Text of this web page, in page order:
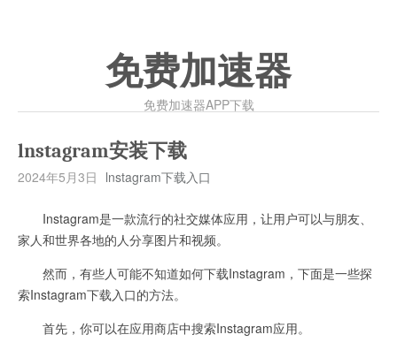
免费加速器
免费加速器APP下载
lnstagram安装下载
2024年5月3日 lnstagram下载入口
Instagram是一款流行的社交媒体应用，让用户可以与朋友、
家人和世界各地的人分享图片和视频。
然而，有些人可能不知道如何下载Instagram，下面是一些探
索Instagram下载入口的方法。
首先，你可以在应用商店中搜索Instagram应用。